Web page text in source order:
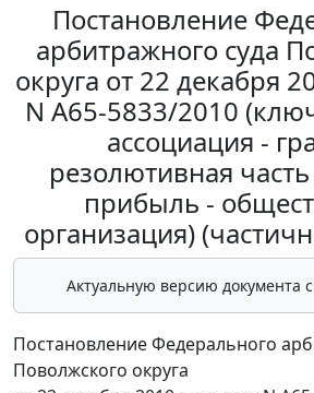
Постановление
арбитражного суда
округа от 22 декабря
N А65-5833/2010
ассоциация -
резолютивная
прибыль -
организация)
Актуальную версию документа
Постановление Федерального
Поволжского округа